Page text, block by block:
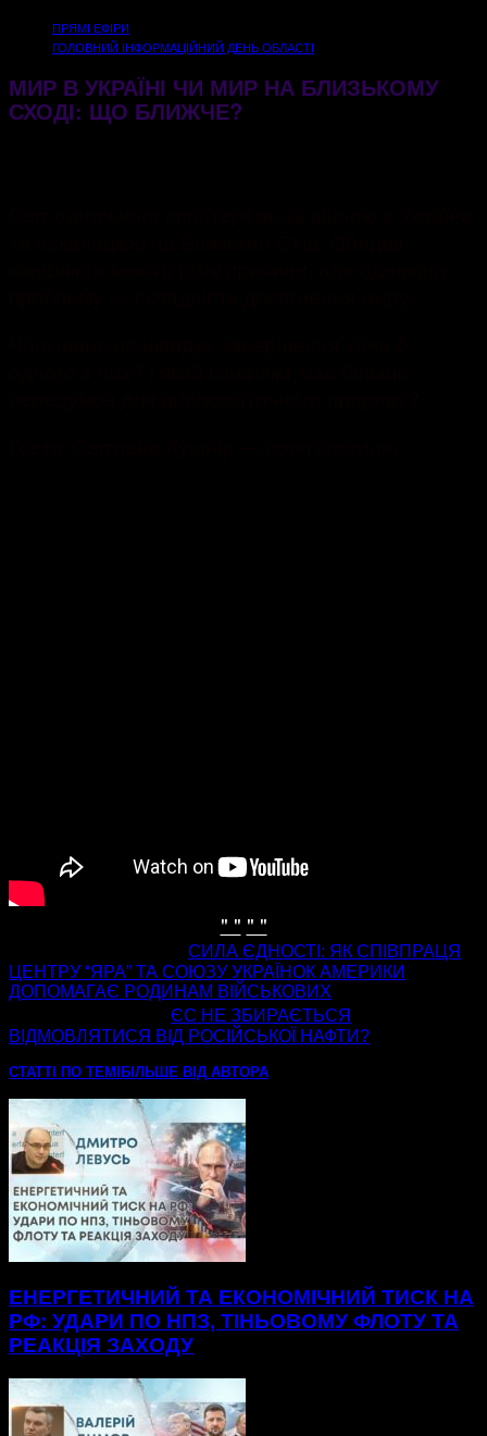
ПРЯМІ ЕФІРИ
ГОЛОВНИЙ ІНФОРМАЦІЙНИЙ ДЕНЬ ОБЛАСТІ
МИР В УКРАЇНІ ЧИ МИР НА БЛИЗЬКОМУ
СХОДІ: ЩО БЛИЖЧЕ?
" " " "
СИЛА ЄДНОСТІ: ЯК СПІВПРАЦЯ
ЦЕНТРУ “ЯРА” ТА СОЮЗУ УКРАЇНОК АМЕРИКИ
ДОПОМАГАЄ РОДИНАМ ВІЙСЬКОВИХ
ЄС НЕ ЗБИРАЄТЬСЯ
ВІДМОВЛЯТИСЯ ВІД РОСІЙСЬКОЇ НАФТИ?
СТАТТІ ПО ТЕМІ БІЛЬШЕ ВІД АВТОРА
ЕНЕРГЕТИЧНИЙ ТА ЕКОНОМІЧНИЙ ТИСК НА
РФ: УДАРИ ПО НПЗ, ТІНЬОВОМУ ФЛОТУ ТА
РЕАКЦІЯ ЗАХОДУ